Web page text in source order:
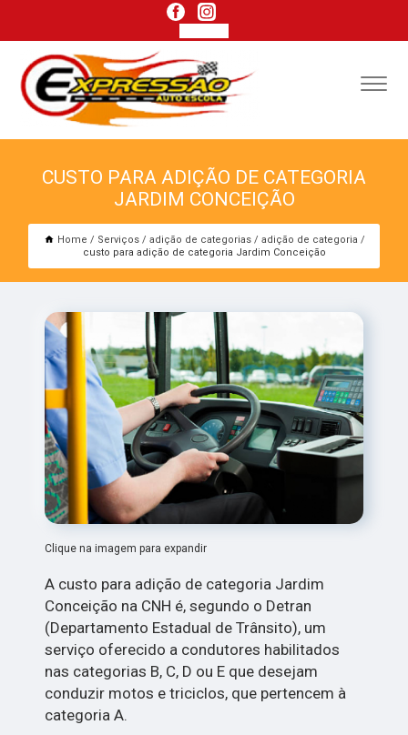
CUSTO PARA ADIÇÃO DE CATEGORIA
JARDIM CONCEIÇÃO
Home Serviços adição de categorias
adição de categoria
custo para adição de categoria Jardim Conceição
Clique na imagem para expandir
A custo para adição de categoria Jardim
Conceição na CNH é, segundo o Detran
(Departamento Estadual de Trânsito), um
serviço oferecido a condutores habilitados
nas categorias B, C, D ou E que desejam
conduzir motos e triciclos, que pertencem à
categoria A.